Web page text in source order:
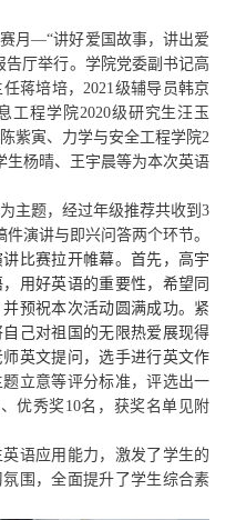
月—“讲好爱国故事，讲出爱
告厅举行。 学院党委副书记高
任蒋培培， 2021级辅导员韩京
工程学院2020级研究生汪玉
紫寅、力学与安全工程学院2
生杨晴、王宇晨等为本次英语
主题，经过年级推荐共收到3
件演讲与即兴问答两个环节。
比赛拉开帷幕。首先，高宇
用好英语的重要性，希望同
预祝本次活动圆满成功。紧
己对祖国的无限热爱展现得
英文提问，选手进行英文作
立意等评分标准，评选出一
优秀奖10名 ， 获奖名单见附
语应用能力，激发了学生的
围，全面提升了学生综合素